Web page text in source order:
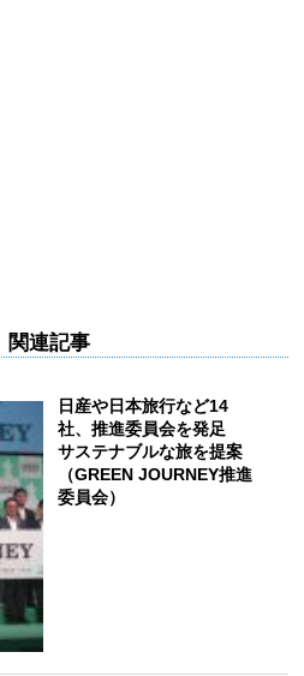
関連記事
日産や日本旅行など14
社、推進委員会を発足
サステナブルな旅を提案
（GREEN JOURNEY推進
委員会）